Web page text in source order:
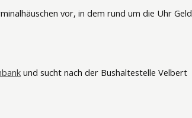
vor, in dem rund um die Uhr Geld
und sucht nach der Bushaltestelle Velbert